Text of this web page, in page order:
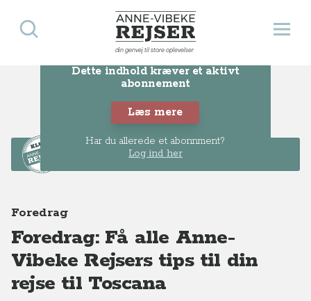
Anne-Vibeke Rejser
din genvej til store oplevelser
Åbn
Søg
Dette indhold kræver et aktivt
abonnement
Læs mere
Har du allerede et abonnment?
Log ind her
Dette er KLUB-
Foredrag
Foredrag: Få alle Anne-
Vibeke Rejsers tips til din
rejse til Toscana